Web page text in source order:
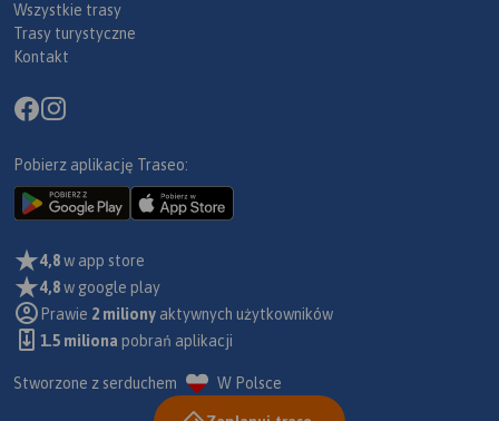
Wszystkie trasy
Trasy turystyczne
Kontakt
Pobierz aplikację Traseo:
4,8w app store
4,8w google play
Prawie 2 miliony aktywnych użytkowników
1.5 miliona pobrań aplikacji
Stworzone z serduchem W Polsce